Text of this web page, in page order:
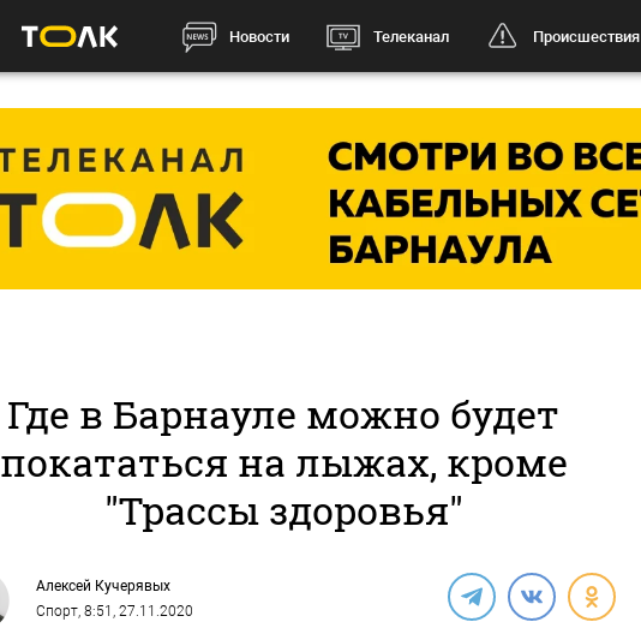
Новости Телеканал Происшествия
Где в Барнауле можно будет
покататься на лыжах, кроме
"Трассы здоровья"
Алексей Кучерявых
Спорт, 8:51, 27.11.2020